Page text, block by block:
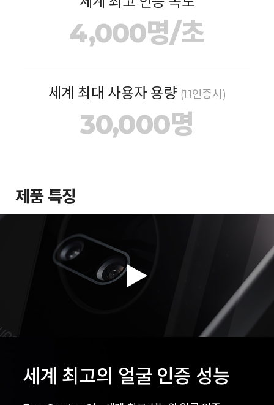
4,000명/초
세계 최대 사용자 용량 (1:1인증시)
30,000명
제품 특징
세계 최고의 얼굴 인증 성능